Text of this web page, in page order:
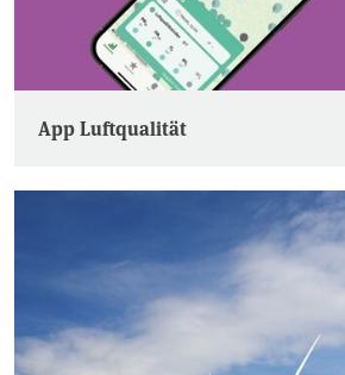
App Luftqualität